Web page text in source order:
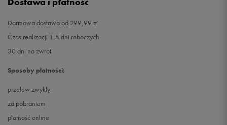
Darmowa dostawa od 299,99 zł
Czas realizacji 1-5 dni roboczych
30 dni na zwrot
Sposoby płatności:
przelew zwykły
za pobraniem
płatność online